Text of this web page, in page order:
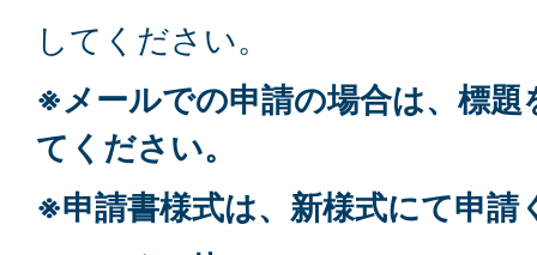
してください。
※メールでの申請の場合は、標題
てください。
※申請書様式は、新様式にて申請